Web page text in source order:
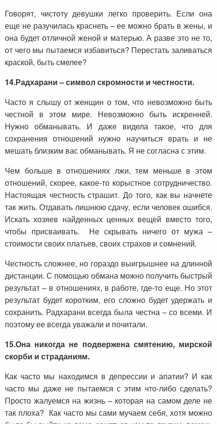
Говорят, чистоту девушки легко проверить. Если она
еще не разучилась краснеть – ее можно брать в жены, и
она будет отличной женой и матерью. А разве это не то,
от чего мы пытаемся избавиться? Перестать заливаться
краской, быть смелее?
14.Радхарани – символ скромности и честности.
Часто я слышу от женщин о том, что невозможно быть
честной в этом мире. Невозможно быть искренней.
Нужно обманывать. И даже видела такое, что для
сохранения отношений нужно научиться врать и не
мешать близким вас обманывать. Я не согласна с этим.
Чем больше в отношениях лжи, тем меньше в этом
отношений, скорее, какое-то корыстное сотрудничество.
Настоящая честность страшит. До того, как вы начнете
так жить. Отдавать лишнюю сдачу, если человек ошибся.
Искать хозяев найденных ценных вещей вместо того,
чтобы присваивать. Не скрывать ничего от мужа –
стоимости своих платьев, своих страхов и сомнений.
Честность сложнее, но гораздо выигрышнее на длинной
дистанции. С помощью обмана можно получить быстрый
результат – в отношениях, в работе, где-то еще. Но этот
результат будет коротким, его сложно будет удержать и
сохранить. Радхарани всегда была честна – со всеми. И
поэтому ее всегда уважали и почитали.
15.Она никогда не подвержена смятению, мирской
скорби и страданиям.
Как часто мы находимся в депрессии и апатии? И как
часто мы даже не пытаемся с этим что-либо сделать?
Просто жалуемся на жизнь – которая на самом деле не
так плоха? Как часто мы сами мучаем себя, хотя можно